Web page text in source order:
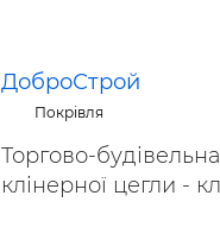
ДоброСтрой
Покрівля
Торгово-
клінерної цегли -